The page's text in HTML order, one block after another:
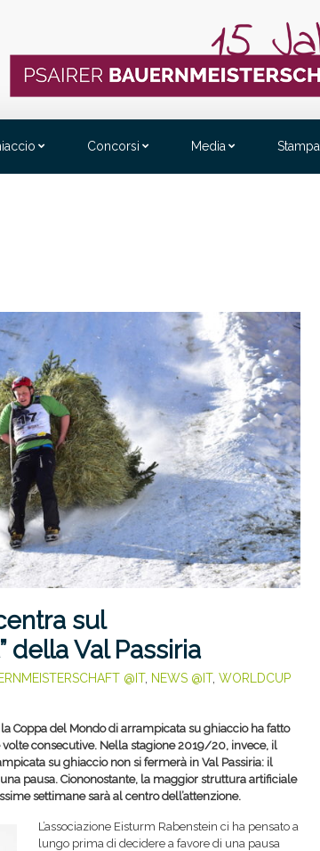
Concorsi Media Stampa
sul
della Val Passiria
@IT, NEWS @IT, WORLDCUP
Coppa del Mondo di arrampicata su ghiaccio ha fatto
consecutive. Nella stagione 2019/20, invece, il
su ghiaccio non si fermerà in Val Passiria: il
pausa. Ciononostante, la maggior struttura artificiale
settimane sarà al centro dell’attenzione.
L’associazione Eisturm Rabenstein ci ha pensato a
lungo prima di decidere a favore di una pausa